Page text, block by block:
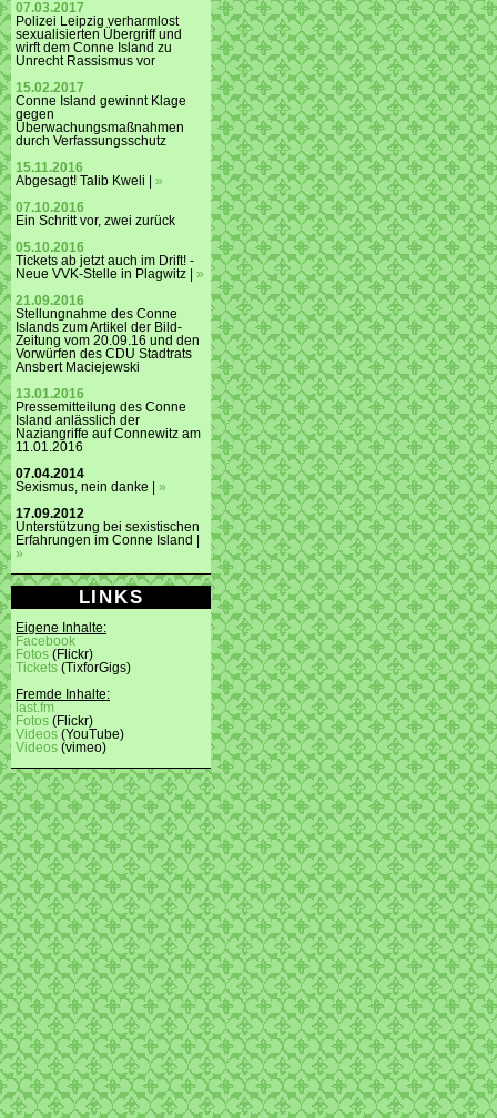
07.03.2017
Polizei Leipzig verharmlost
sexualisierten Übergriff und
wirft dem Conne Island zu
Unrecht Rassismus vor
15.02.2017
Conne Island gewinnt Klage
gegen
Überwachungsmaßnahmen
durch Verfassungsschutz
15.11.2016
Abgesagt! Talib Kweli | »
07.10.2016
Ein Schritt vor, zwei zurück
05.10.2016
Tickets ab jetzt auch im Drift! -
Neue VVK-Stelle in Plagwitz | »
21.09.2016
Stellungnahme des Conne
Islands zum Artikel der Bild-
Zeitung vom 20.09.16 und den
Vorwürfen des CDU Stadtrats
Ansbert Maciejewski
13.01.2016
Pressemitteilung des Conne
Island anlässlich der
Naziangriffe auf Connewitz am
11.01.2016
07.04.2014
Sexismus, nein danke | »
17.09.2012
Unterstützung bei sexistischen
Erfahrungen im Conne Island |
»
LINKS
Eigene Inhalte:
Facebook
Fotos (Flickr)
Tickets (TixforGigs)
Fremde Inhalte:
last.fm
Fotos (Flickr)
Videos (YouTube)
Videos (vimeo)